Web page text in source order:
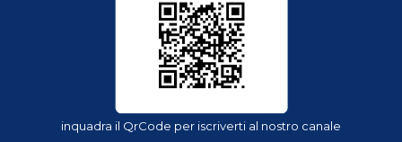
inquadra il QrCode per iscriverti al nostro canale